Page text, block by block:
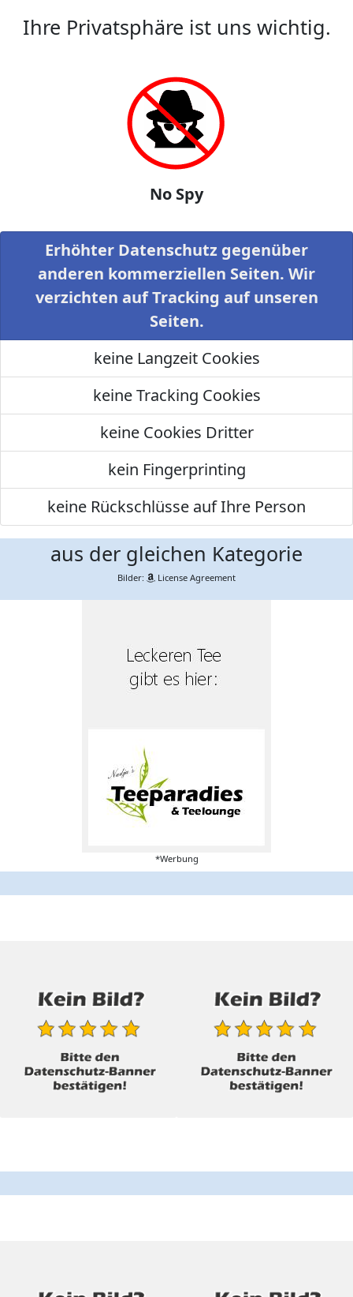
Ihre Privatsphäre ist uns wichtig.
No Spy
Erhöhter Datenschutz gegenüber
anderen kommerziellen Seiten. Wir
verzichten auf Tracking auf unseren
Seiten.
keine Langzeit Cookies
keine Tracking Cookies
keine Cookies Dritter
kein Fingerprinting
keine Rückschlüsse auf Ihre Person
aus der gleichen Kategorie
Bilder: License Agreement
*Werbung